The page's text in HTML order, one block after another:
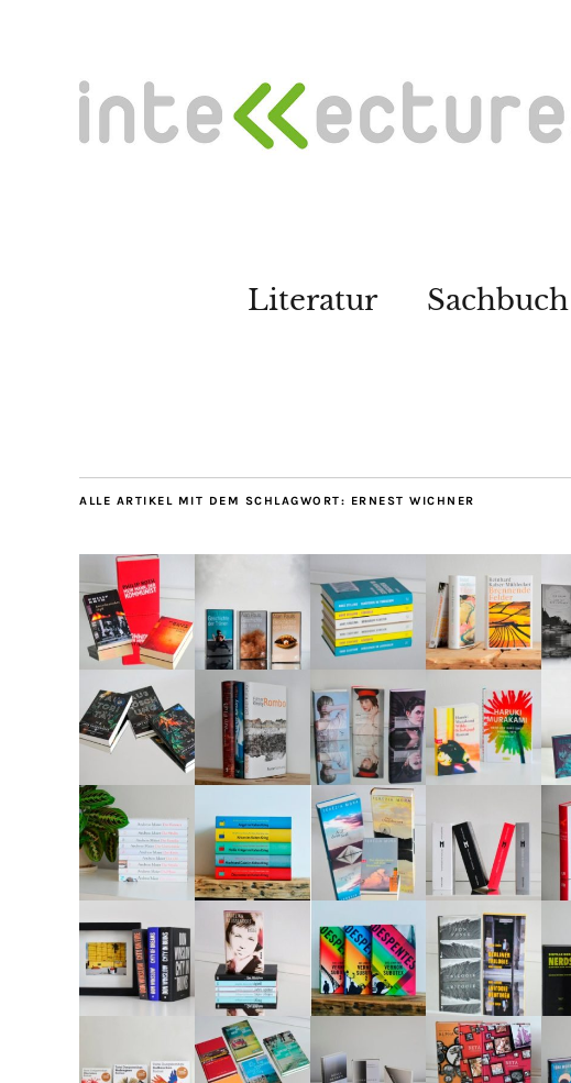
Literatur Sachbuch
ALLE ARTIKEL MIT DEM SCHLAGWORT: ERNEST WICHNER